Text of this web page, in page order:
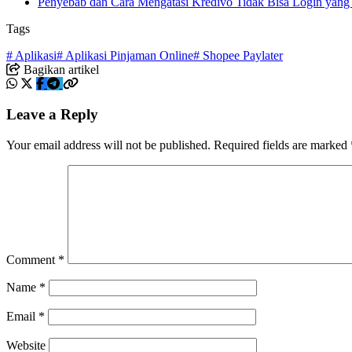
Tags
# Aplikasi# Aplikasi Pinjaman Online# Shopee Paylater
Bagikan artikel
Leave a Reply
Your email address will not be published. Required fields are marked
Comment *
Name *
Email *
Website